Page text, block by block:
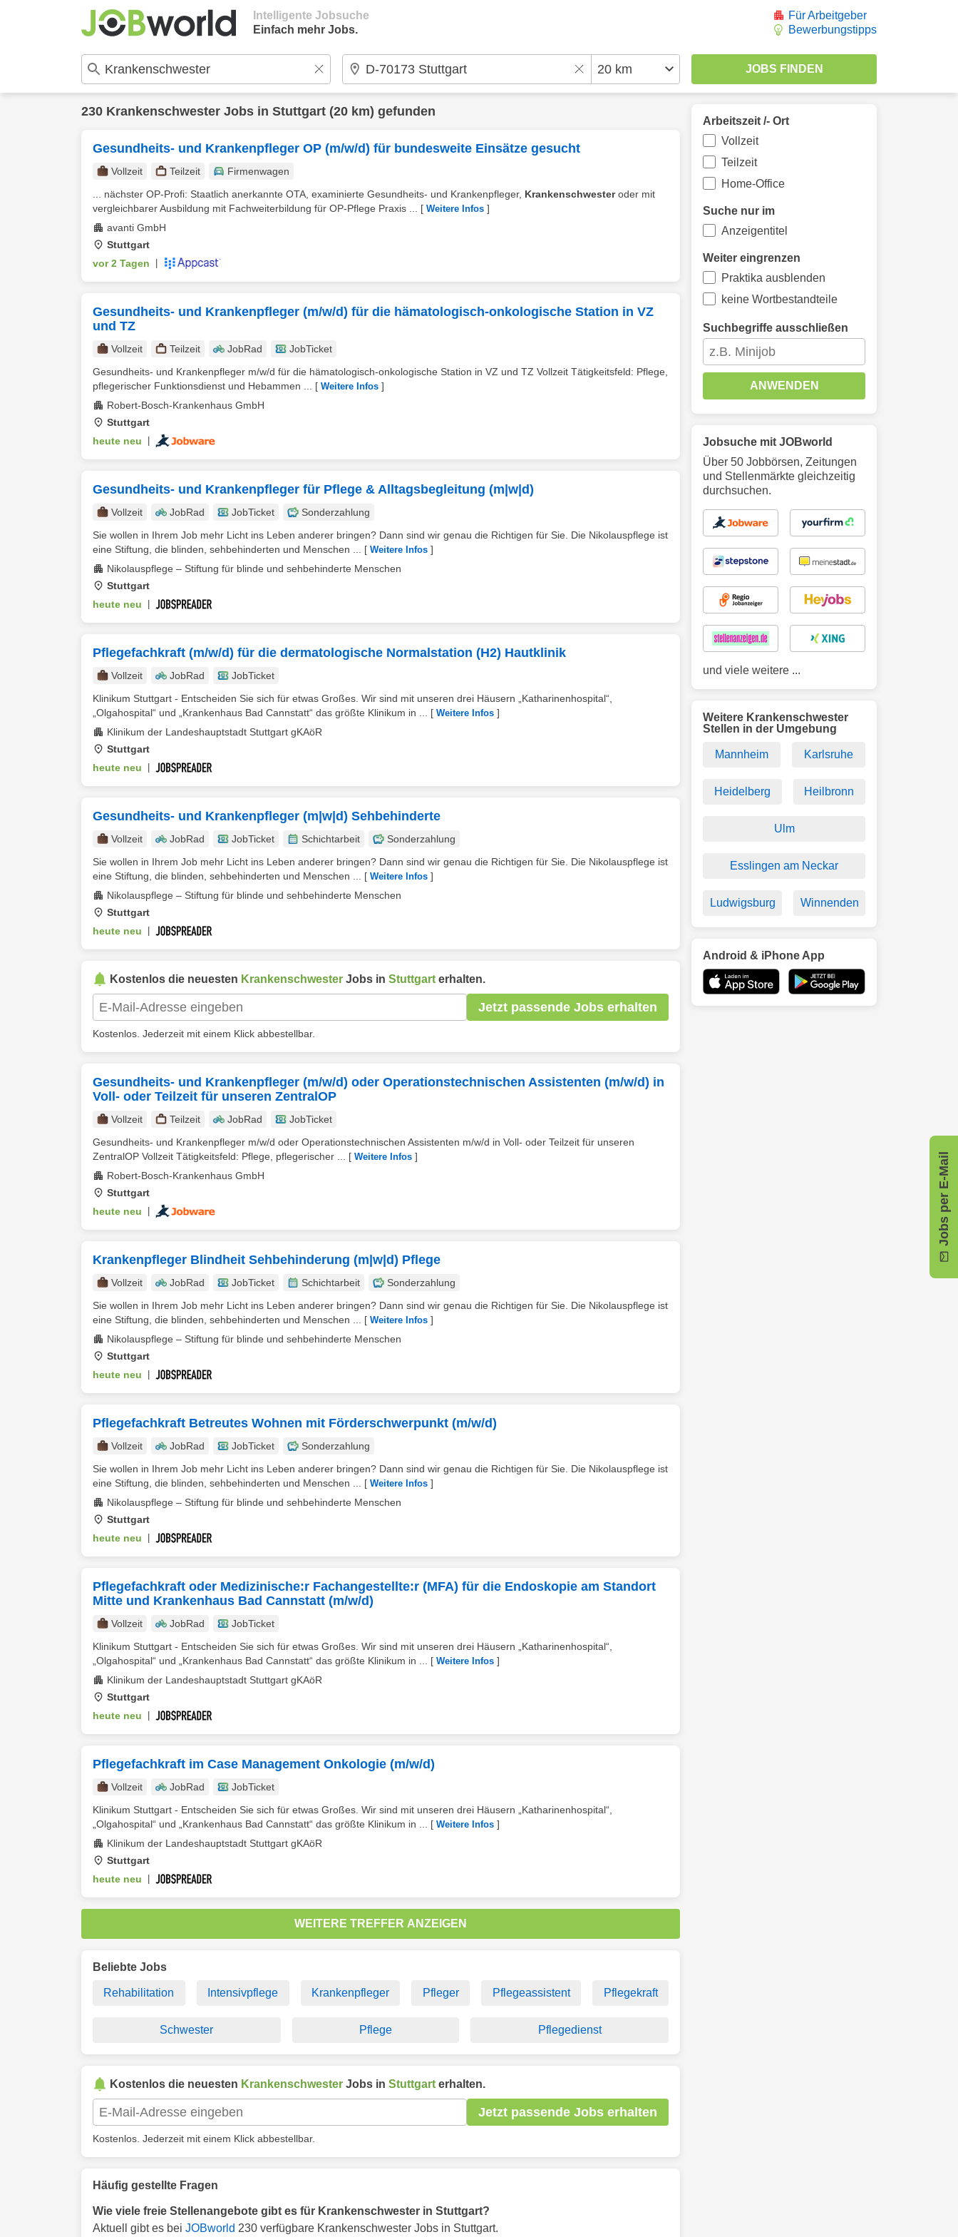
Intelligente Jobsuche
Einfach mehr Jobs.
Für Arbeitgeber
Bewerbungstipps
230 Krankenschwester Jobs in Stuttgart (20 km) gefunden
Gesundheits- und Krankenpfleger OP (m/w/d) für bundesweite Einsätze gesucht
Vollzeit Teilzeit
Firmenwagen
... nächster OP-Profi: Staatlich anerkannte OTA, examinierte Gesundheits- und Krankenpfleger, Krankenschwesteroder mit
vergleichbarer Ausbildung mit Fachweiterbildung für OP-Pflege Praxis ...
[ Weitere Infos ]
avanti GmbH
Stuttgart
vor 2 Tagen
Gesundheits- und Krankenpfleger (m/w/d) für die hämatologisch-onkologische Station in VZ
und TZ
Vollzeit Teilzeit JobRad
JobTicket
Gesundheits- und Krankenpfleger m/w/d für die hämatologisch-onkologische Station in VZ und TZ Vollzeit Tätigkeitsfeld: Pflege,
pflegerischer Funktionsdienst und Hebammen ...
[ Weitere Infos ]
Robert-Bosch-Krankenhaus GmbH
Stuttgart
heute neu
Gesundheits- und Krankenpfleger für Pflege & Alltagsbegleitung (m|w|d)
Vollzeit JobRad JobTicket
Sonderzahlung
Sie wollen in Ihrem Job mehr Licht ins Leben anderer bringen? Dann sind wir genau die Richtigen für Sie. Die Nikolauspflege ist
eine Stiftung, die blinden, sehbehinderten und Menschen ...
[ Weitere Infos ]
Nikolauspflege – Stiftung für blinde und sehbehinderte Menschen
Stuttgart
heute neu
Pflegefachkraft (m/w/d) für die dermatologische Normalstation (H2) Hautklinik
Vollzeit JobRad
JobTicket
Klinikum Stuttgart - Entscheiden Sie sich für etwas Großes. Wir sind mit unseren drei Häusern „Katharinenhospital“,
„Olgahospital“ und „Krankenhaus Bad Cannstatt“ das größte Klinikum in ...
[ Weitere Infos ]
Klinikum der Landeshauptstadt Stuttgart gKAöR
Stuttgart
heute neu
Gesundheits- und Krankenpfleger (m|w|d) Sehbehinderte
Vollzeit JobRad JobTicket Schichtarbeit
Sonderzahlung
Sie wollen in Ihrem Job mehr Licht ins Leben anderer bringen? Dann sind wir genau die Richtigen für Sie. Die Nikolauspflege ist
eine Stiftung, die blinden, sehbehinderten und Menschen ...
[ Weitere Infos ]
Nikolauspflege – Stiftung für blinde und sehbehinderte Menschen
Stuttgart
heute neu
Kostenlos die neuesten Krankenschwester Jobs in Stuttgart erhalten.
Jetzt passende Jobs erhalten
Kostenlos. Jederzeit mit einem Klick abbestellbar.
Gesundheits- und Krankenpfleger (m/w/d) oder Operationstechnischen Assistenten (m/w/d) in
Voll- oder Teilzeit für unseren ZentralOP
Vollzeit Teilzeit JobRad
JobTicket
Gesundheits- und Krankenpfleger m/w/d oder Operationstechnischen Assistenten m/w/d in Voll- oder Teilzeit für unseren
ZentralOP Vollzeit Tätigkeitsfeld: Pflege, pflegerischer ...
[ Weitere Infos ]
Robert-Bosch-Krankenhaus GmbH
Stuttgart
heute neu
Krankenpfleger Blindheit Sehbehinderung (m|w|d) Pflege
Vollzeit JobRad JobTicket Schichtarbeit
Sonderzahlung
Sie wollen in Ihrem Job mehr Licht ins Leben anderer bringen? Dann sind wir genau die Richtigen für Sie. Die Nikolauspflege ist
eine Stiftung, die blinden, sehbehinderten und Menschen ...
[ Weitere Infos ]
Nikolauspflege – Stiftung für blinde und sehbehinderte Menschen
Stuttgart
heute neu
Pflegefachkraft Betreutes Wohnen mit Förderschwerpunkt (m/w/d)
Vollzeit JobRad JobTicket
Sonderzahlung
Sie wollen in Ihrem Job mehr Licht ins Leben anderer bringen? Dann sind wir genau die Richtigen für Sie. Die Nikolauspflege ist
eine Stiftung, die blinden, sehbehinderten und Menschen ...
[ Weitere Infos ]
Nikolauspflege – Stiftung für blinde und sehbehinderte Menschen
Stuttgart
heute neu
Pflegefachkraft oder Medizinische:r Fachangestellte:r (MFA) für die Endoskopie am Standort
Mitte und Krankenhaus Bad Cannstatt (m/w/d)
Vollzeit JobRad
JobTicket
Klinikum Stuttgart - Entscheiden Sie sich für etwas Großes. Wir sind mit unseren drei Häusern „Katharinenhospital“,
„Olgahospital“ und „Krankenhaus Bad Cannstatt“ das größte Klinikum in ...
[ Weitere Infos ]
Klinikum der Landeshauptstadt Stuttgart gKAöR
Stuttgart
heute neu
Pflegefachkraft im Case Management Onkologie (m/w/d)
Vollzeit JobRad
JobTicket
Klinikum Stuttgart - Entscheiden Sie sich für etwas Großes. Wir sind mit unseren drei Häusern „Katharinenhospital“,
„Olgahospital“ und „Krankenhaus Bad Cannstatt“ das größte Klinikum in ...
[ Weitere Infos ]
Klinikum der Landeshauptstadt Stuttgart gKAöR
Stuttgart
heute neu
WEITERE TREFFER ANZEIGEN
Beliebte Jobs
Rehabilitation Intensivpflege Krankenpfleger Pfleger Pflegeassistent Pflegekraft
Schwester Pflege Pflegedienst
Kostenlos die neuesten Krankenschwester Jobs in Stuttgart erhalten.
Jetzt passende Jobs erhalten
Kostenlos. Jederzeit mit einem Klick abbestellbar.
Häufig gestellte Fragen
Wie viele freie Stellenangebote gibt es für Krankenschwester in Stuttgart?
Aktuell gibt es bei JOBworld 230 verfügbare Krankenschwester Jobs in Stuttgart.
Jobs per E-Mail
Arbeitszeit /- Ort
Vollzeit
Teilzeit
Home-Office
Suche nur im
Anzeigentitel
Weiter eingrenzen
Praktika ausblenden
keine Wortbestandteile
Suchbegriffe ausschließen
ANWENDEN
Jobsuche mit JOBworld
Über 50 Jobbörsen, Zeitungen
und Stellenmärkte gleichzeitig
durchsuchen.
und viele weitere ...
Weitere Krankenschwester
Stellen in der Umgebung
Mannheim Karlsruhe
Heidelberg Heilbronn
Ulm
Esslingen am Neckar
Ludwigsburg Winnenden
Android & iPhone App